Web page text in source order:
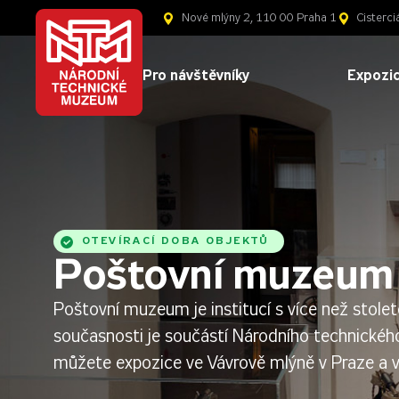
Nové mlýny 2, 110 00 Praha 1
Pro návštěvníky
OTEVÍRACÍ DOBA OBJEKTŮ
Poštovní
Poštovní muzeum je institucí s více než
současnosti je součástí Národního
můžete expozice ve Vávrově mlýně v Praze a